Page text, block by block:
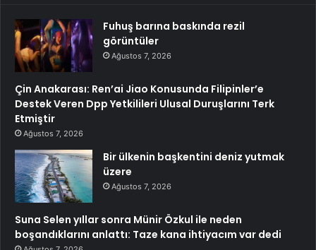
Fuhuş barına baskında rezil
görüntüler
Ağustos 7, 2026
Çin Anakarası: Ren’ai Jiao Konusunda Filipinler’e
Destek Veren Dpp Yetkilileri Ulusal Duruşlarını Terk
Etmiştir
Ağustos 7, 2026
Bir ülkenin başkentini deniz yutmak
üzere
Ağustos 7, 2026
Suna Selen yıllar sonra Münir Özkul ile neden
boşandıklarını anlattı: Taze kana ihtiyacım var dedi